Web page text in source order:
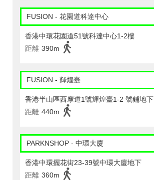
FUSION - 花園道科達中心
香港中環花園道51號科達中心1-2樓
距離 390m
FUSION - 輝煌臺
香港半山區西摩道1號輝煌臺1-2 號鋪地下
距離 440m
PARKNSHOP - 中環大廈
香港中環擺花街23-39號中環大廈地下
距離 360m